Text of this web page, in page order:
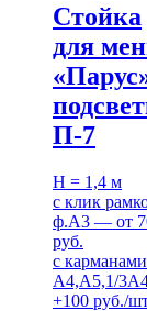
Стойка
для
П-7
H = 1,4 м
с клик
ф.А3 — от
руб.
с
А4,А5,1/
+100 руб./